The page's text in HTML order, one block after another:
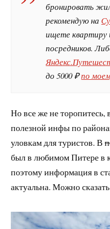
бронировать
рекомендую на
ищете квартиру
посредников.
до 5000 ₽по
Но все же не торопитесь,
полезной инфы по
уловкам для туристов. В
был в любимом Питере в
поэтому информация в
актуальна. Можно